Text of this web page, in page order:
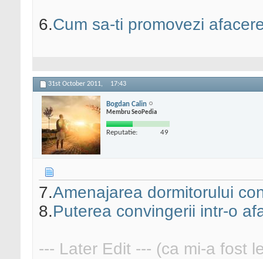
6.Cum sa-ti promovezi
31st October 2011, 17:43
Bogdan Calin
Membru SeoPedia
Reputatie: 49
7.Amenajarea dormitorului
8.Puterea convingerii intr-o
--- Later Edit --- (ca mi-a fost